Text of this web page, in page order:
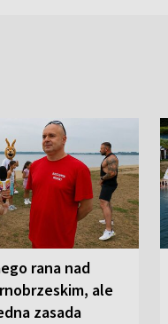
rana nad
ale
zasada